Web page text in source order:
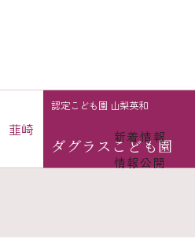
韮崎
認定こども園 山梨英和
ダグラス こども園
新着情報
情報公開